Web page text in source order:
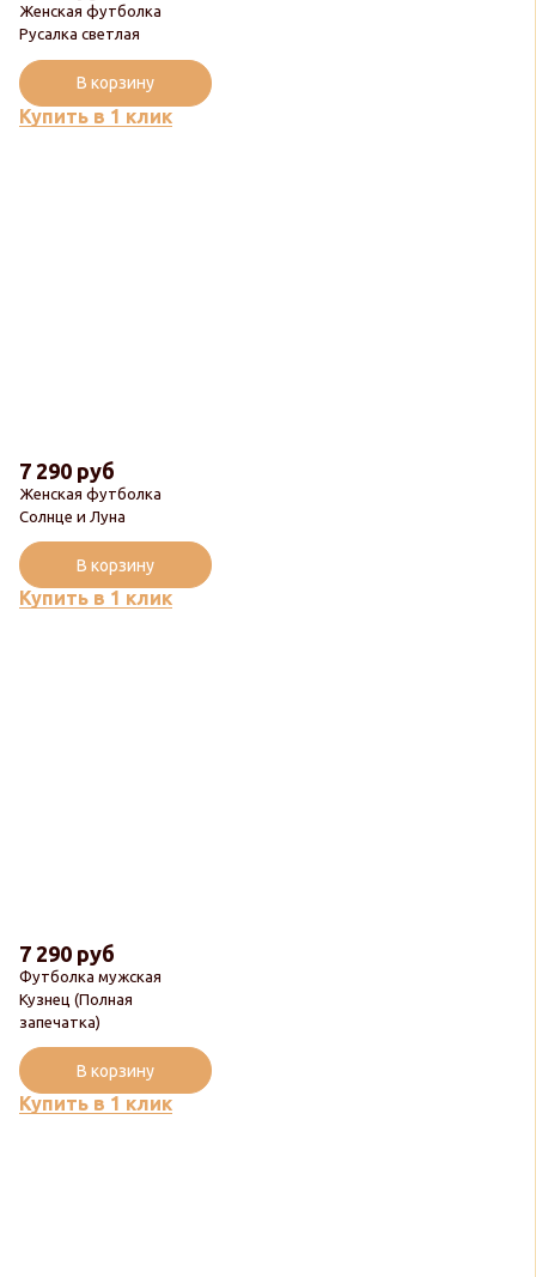
Женская футболка
Русалка светлая
Купить в 1 клик
В корзину
Женская футболка
Солнце и Луна
7 290 руб
Купить в 1 клик
В корзину
Футболка мужская
Кузнец (Полная
запечатка)
7 290 руб
Купить в 1 клик
В корзину